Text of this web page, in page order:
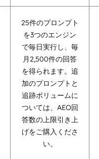
25件のプロンプト
を3つのエンジン
で毎日実行し、毎
月2,500件の回答
を得られます。追
加のプロンプトと
追跡ボリュームに
ついては、AEO回
答数の上限引き上
げをご購入くださ
い。